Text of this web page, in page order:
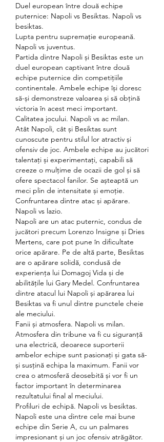
Duel european între două echipe
puternice: Napoli vs Besiktas. Napoli vs
besiktas.
Lupta pentru supremație europeană.
Napoli vs juventus.
Partida dintre Napoli și Besiktas este un
duel european captivant între două
echipe puternice din competițiile
continentale. Ambele echipe își doresc
să-și demonstreze valoarea și să obțină
victoria în acest meci important.
Calitatea jocului. Napoli vs ac milan.
Atât Napoli, cât și Besiktas sunt
cunoscute pentru stilul lor atractiv și
ofensiv de joc. Ambele echipe au jucători
talentați și experimentați, capabili să
creeze o mulțime de ocazii de gol și să
ofere spectacol fanilor. Se așteaptă un
meci plin de intensitate și emoție.
Confruntarea dintre atac și apărare.
Napoli vs lazio.
Napoli are un atac puternic, condus de
jucători precum Lorenzo Insigne și Dries
Mertens, care pot pune în dificultate
orice apărare. Pe de altă parte, Besiktas
are o apărare solidă, condusă de
experiența lui Domagoj Vida și de
abilitățile lui Gary Medel. Confruntarea
dintre atacul lui Napoli și apărarea lui
Besiktas va fi unul dintre punctele cheie
ale meciului.
Fanii și atmosfera. Napoli vs milan.
Atmosfera din tribune va fi cu siguranță
una electrică, deoarece suporterii
ambelor echipe sunt pasionați și gata să-
și susțină echipa la maximum. Fanii vor
crea o atmosferă deosebită și vor fi un
factor important în determinarea
rezultatului final al meciului.
Profiluri de echipă. Napoli vs besiktas.
Napoli este una dintre cele mai bune
echipe din Serie A, cu un palmares
impresionant și un joc ofensiv atrăgător.